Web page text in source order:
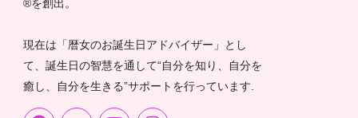
®︎を創出。
現在は「暦女のお誕生日アドバイザー」とし
て、誕生日の智慧を通して“自分を知り、自分を
癒し、自分を生きる”サポートを行っています.